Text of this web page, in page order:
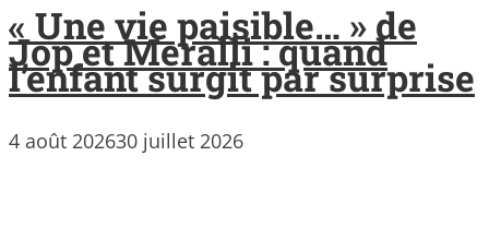
« Une vie paisible… » de
Jop et Meralli : quand
l’enfant surgit par surprise
4 août 202630 juillet 2026